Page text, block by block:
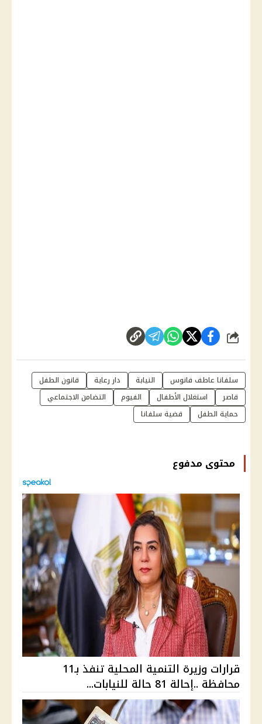
شارك
سلفانا عاطف فانوس النيابة دار رعاية
قانون الطفل
قاصر
استغلال الأطفال الفيوم
التضامن الاجتماعي
حماية الطفل
قضية سلفانا
محتوى مدفوع
قرارات وزيرة التنمية المحلية تنفذ بـ11
محافظة ..إحالة 81 حالة للنيابات...